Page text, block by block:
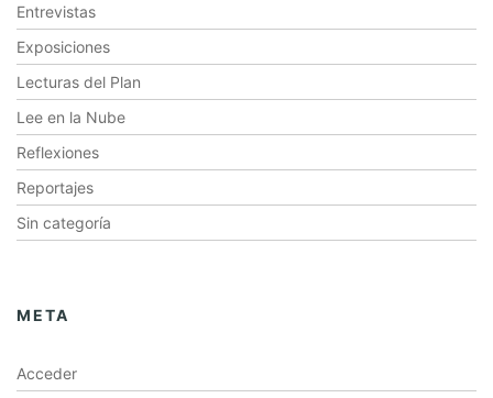
Entrevistas
Exposiciones
Lecturas del Plan
Lee en la Nube
Reflexiones
Reportajes
Sin categoría
META
Acceder